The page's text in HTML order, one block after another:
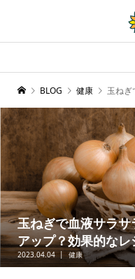
BLOG 健康 玉ねぎで
玉ねぎで血液サラ
アップ？効果的なレ
2023.04.04 健康